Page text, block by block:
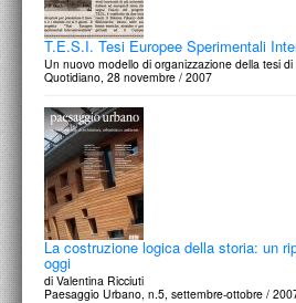
T.E.S.I. Tesi Europee Sperimentali
Un nuovo modello di organizzazione della tesi di
Quotidiano, 28 novembre / 2007
La costruzione logica della storia: un
oggi
di Valentina Ricciuti
Paesaggio Urbano, n.5, settembre-ottobre /